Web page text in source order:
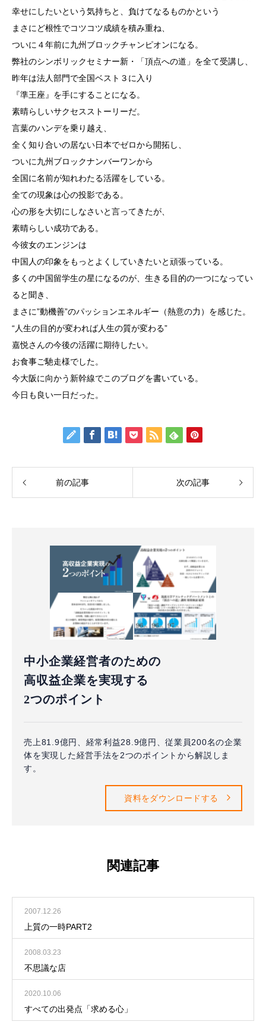
幸せにしたいという気持ちと、負けてなるものかという
まさにど根性でコツコツ成績を積み重ね、
ついに４年前に九州ブロックチャンピオンになる。
弊社のシンボリックセミナー新・「頂点への道」を全て受講し、
昨年は法人部門で全国ベスト３に入り
『準王座』を手にすることになる。
素晴らしいサクセスストーリーだ。
言葉のハンデを乗り越え、
全く知り合いの居ない日本でゼロから開拓し、
ついに九州ブロックナンバーワンから
全国に名前が知れわたる活躍をしている。
全ての現象は心の投影である。
心の形を大切にしなさいと言ってきたが、
素晴らしい成功である。
今彼女のエンジンは
中国人の印象をもっとよくしていきたいと頑張っている。
多くの中国留学生の星になるのが、生きる目的の一つになってい
ると聞き、
まさに”動機善”のパッションエネルギー（熱意の力）を感じた。
“人生の目的が変われば人生の質が変わる”
嘉悦さんの今後の活躍に期待したい。
お食事ご馳走様でした。
今大阪に向かう新幹線でこのブログを書いている。
今日も良い一日だった。
前の記事 次の記事
中小企業経営者のための
高収益企業を実現する
2つのポイント
売上81.9億円、経常利益28.9億円、従業員200名の企業
体を実現した経営手法を2つのポイントから解説しま
す。
資料をダウンロードする
関連記事
2007.12.26
上質の一時PART2
2008.03.23
不思議な店
2020.10.06
すべての出発点「求める心」